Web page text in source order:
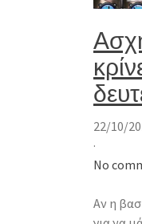
22/10/
·
No
Αν η